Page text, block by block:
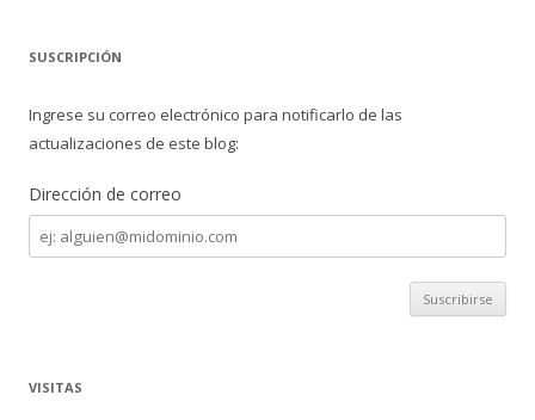
SUSCRIPCIÓN
Ingrese su correo electrónico para notificarlo de las
actualizaciones de este blog:
Dirección de correo
Dirección
de
correo
VISITAS